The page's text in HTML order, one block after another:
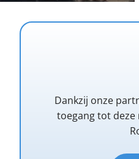
Dankzij onze
toegang tot deze